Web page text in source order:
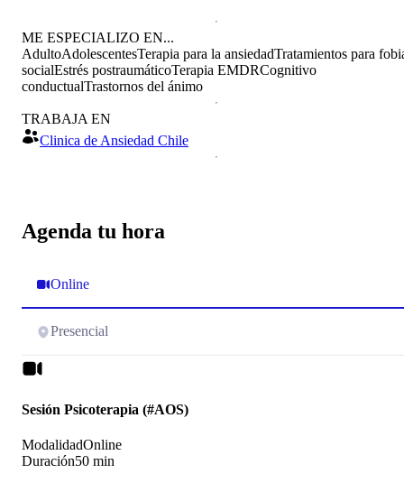
Agenda tu hora
Online
Presencial
Sesión Psicoterapia (#AOS)
ModalidadOnline
Duración50 min
ME ESPECIALIZO EN...
AdultoAdolescentesTerapia para la ansiedadTratamientos para
socialEstrés postraumáticoTerapia EMDRCognitivo
conductualTrastornos del ánimo
TRABAJA EN
Clinica de Ansiedad Chile